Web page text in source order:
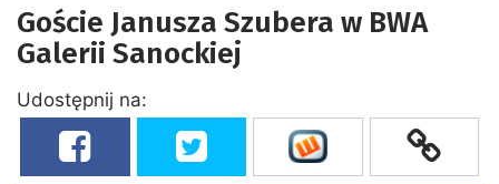
Goście Janusza Szubera w BWA
Galerii Sanockiej
Udostępnij na: